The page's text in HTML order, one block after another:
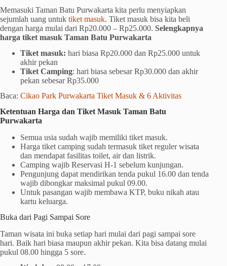
Memasuki Taman Batu Purwakarta kita perlu menyiapkan
sejumlah uang untuk tiket masuk. Tiket masuk bisa kita beli
dengan harga mulai dari Rp20.000 – Rp25.000. Selengkapnya
harga tiket masuk Taman Batu Purwakarta
Tiket masuk: hari biasa Rp20.000 dan Rp25.000 untuk
akhir pekan
Tiket Camping: hari biasa sebesar Rp30.000 dan akhir
pekan sebesar Rp35.000
Baca: Cikao Park Purwakarta Tiket Masuk & 6 Aktivitas
Ketentuan Harga dan Tiket Masuk Taman Batu
Purwakarta
Semua usia sudah wajib memiliki tiket masuk.
Harga tiket camping sudah termasuk tiket reguler wisata
dan mendapat fasilitas toilet, air dan listrik.
Camping wajib Reservasi H-1 sebelum kunjungan.
Pengunjung dapat mendirikan tenda pukul 16.00 dan tenda
wajib dibongkar maksimal pukul 09.00.
Untuk pasangan wajib membawa KTP, buku nikah atau
kartu keluarga.
Buka dari Pagi Sampai Sore
Taman wisata ini buka setiap hari mulai dari pagi sampai sore
hari. Baik hari biasa maupun akhir pekan. Kita bisa datang mulai
pukul 08.00 hingga 5 sore.